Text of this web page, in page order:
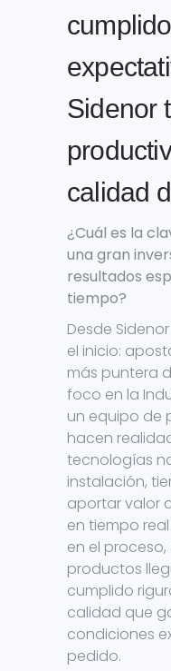
Sidenor
calidad
¿Cuál es la
una gran
resultados
tiempo?
Desde
el inicio:
más puntera
foco en la
un equipo de
hacen
tecnologías
instalación,
aportar valor
en tiempo
en el
productos
cumplido
calidad que
condiciones
pedido.